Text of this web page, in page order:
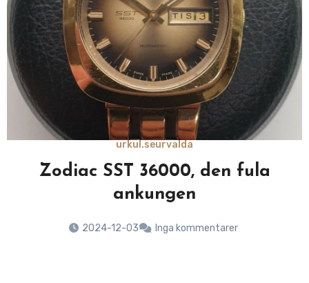
urkul.seurvalda
Zodiac SST 36000, den fula
ankungen
2024-12-03 Inga kommentarer